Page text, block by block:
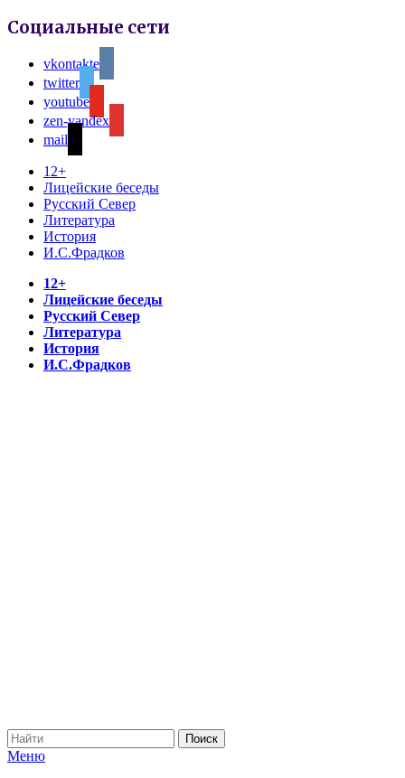
Социальные сети
vkontakte
twitter
youtube
zen-yandex
mail
12+
Лицейские беседы
Русский Север
Литература
История
И.С.Фрадков
12+
Лицейские беседы
Русский Север
Литература
История
И.С.Фрадков
Меню